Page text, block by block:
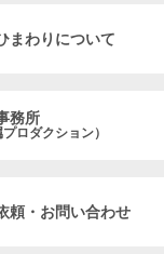
まわりについて
務所
プロダクション）
頼・お問い合わせ